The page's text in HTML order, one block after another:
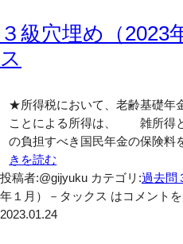
３級穴埋め（2023
ス
★所得税において、老齢基礎年
ことによる所得は、 雑所得
の負担すべき国民年金の保険
きを読む
投稿者:@gijyuku カテゴリ:過去問
年１月）－タックス はコメント
2023.01.24